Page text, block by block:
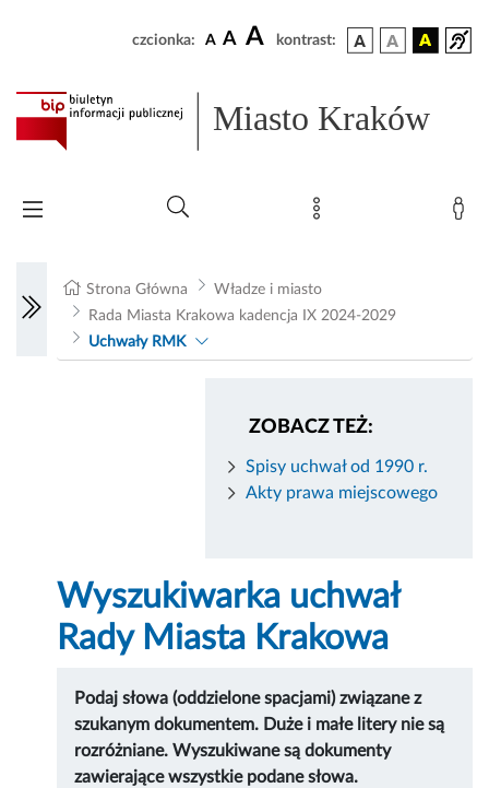
czcionka: A A A kontrast:
Miasto Kraków
Strona Główna
Władze i miasto
Rada Miasta Krakowa kadencja IX 2024-2029
Uchwały RMK
ZOBACZ TEŻ:
Spisy uchwał od 1990 r.
Akty prawa miejscowego
Wyszukiwarka uchwał
Rady Miasta Krakowa
Podaj słowa (oddzielone spacjami) związane z
szukanym dokumentem. Duże i małe litery nie są
rozróżniane. Wyszukiwane są dokumenty
zawierające wszystkie podane słowa.